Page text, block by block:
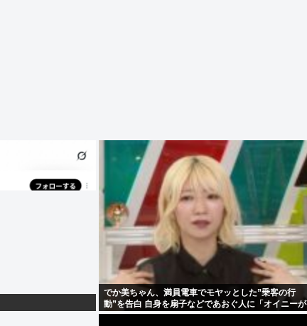
でか美ちゃん、満員電車でモヤッとした”乗客の行
動”を告白 自身を扇子などであおぐ人に「オイニーが
つらくて…」